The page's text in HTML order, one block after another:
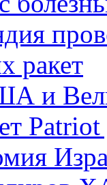
ракет
и